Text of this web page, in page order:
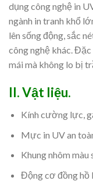
dụng công nghệ in
ngành in tranh khổ
lên sống động, sắc
công nghệ khác.
mái mà không lo bị
II. Vật liệu.
Kính cường lực,
Mực in UV an
Khung nhôm màu
Động cơ đồng hồ